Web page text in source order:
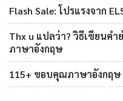
Flash Sale: โปรแรงจาก
Thx u แปลว่า? วิธีเขียนค
ภาษาอังกฤษ
115+ ขอบคุณภาษาอังกฤษ